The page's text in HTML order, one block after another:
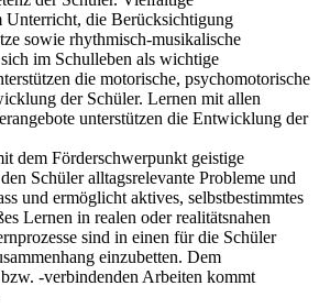
Unterricht, die Berücksichtigung
sowie rhythmisch-musikalische
im Schulleben als wichtige
die motorische, psychomotorische
der Schüler. Lernen mit allen
unterstützen die Entwicklung der
dem Förderschwerpunkt geistige
Schüler alltagsrelevante Probleme und
und ermöglicht aktives, selbstbestimmtes
Lernen in realen oder realitätsnahen
sind in einen für die Schüler
einzubetten. Dem
-verbindenden Arbeiten kommt